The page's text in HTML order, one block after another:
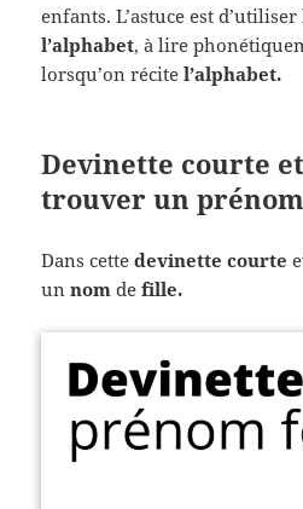
enfants. L’astuce est
l’alphabet, à lire
lorsqu’on récitel’alphabet.
Devinette courte
trouver un
Dans cettedevinette courte
unnom defille.